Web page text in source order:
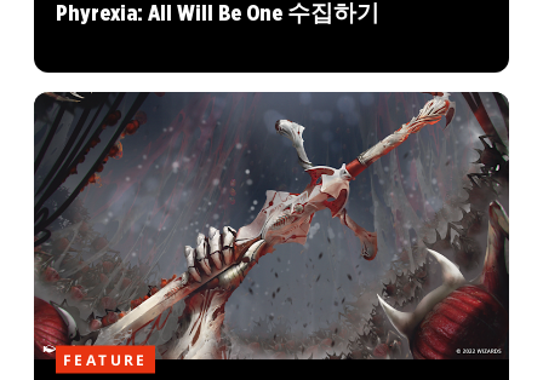
Phyrexia: All Will Be One 수집하기
FEATURE